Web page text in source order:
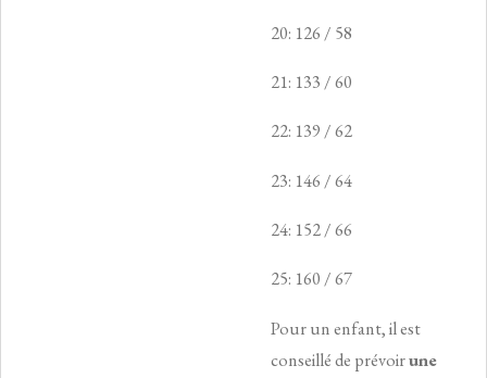
20: 126 / 58
21: 133 / 60
22: 139 / 62
23: 146 / 64
24: 152 / 66
25: 160 / 67
Pour un enfant, il est
conseillé de prévoirune